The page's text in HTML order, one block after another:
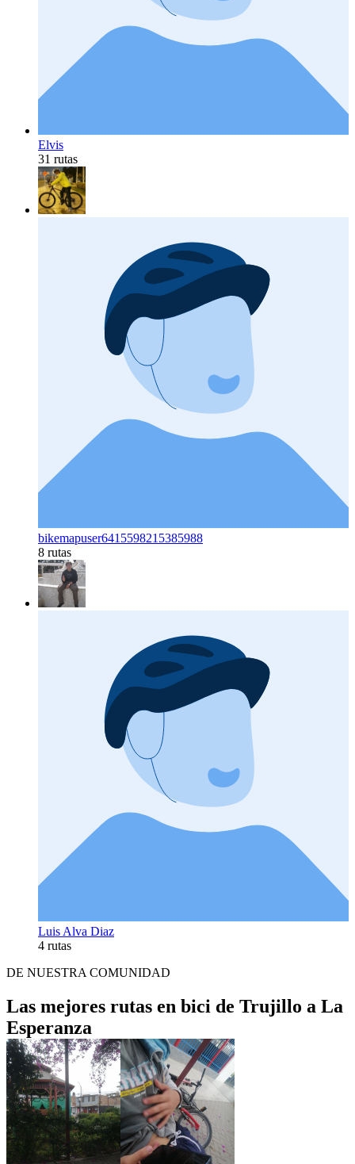
Elvis
31 rutas
bikemapuser6415598215385988
8 rutas
Luis Alva Diaz
4 rutas
DE NUESTRA COMUNIDAD
Las mejores rutas en bici de Trujillo a La
Esperanza